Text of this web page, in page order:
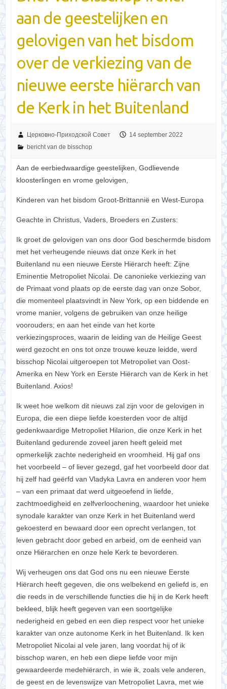
aan de geestelijken en
gelovigen van het bisdom
over de verkiezing van de
nieuwe eerste hiërarch van
de Kerk in het Buitenland
Церковно-Приходской Совет
14 september 2022
bericht van de bisschop
Aan de eerbiedwaardige geestelijken, Godlievende
kloosterlingen en vrome gelovigen,
Kinderen van het bisdom Groot-Brittannië en West-Europa
Geachte in Christus, Vaders, Broeders en Zusters:
Ik groet de gelovigen van ons door God beschermde bisdom
met het verheugende nieuws dat onze Kerk in het
Buitenland nu een nieuwe Eerste Hiërarch heeft: Zijne
Eminentie Metropoliet Nicolai. De canonieke verkiezing van
de Primaat vond plaats op de eerste dag van onze Sobor,
die momenteel plaatsvindt in New York, op een biddende en
vrome manier, volgens de gebruiken van onze heilige
voorouders; en aan het einde van het korte
verkiezingsproces, waarin de leiding van de Heilige Geest
werd gezocht en ons tot onze trouwe keuze leidde, werd
bisschop Nicolai uitgeroepen tot Metropoliet van Oost-
Amerika en New York en Eerste Hiërarch van de Kerk in het
Buitenland. Axios!
Ik weet hoe welkom dit nieuws zal zijn voor de gelovigen in
Europa, die een diepe liefde koesterden voor de altijd
gedenkwaardige Metropoliet Hilarion, die onze Kerk in het
Buitenland gedurende zoveel jaren heeft geleid met
opmerkelijk zachte nederigheid en vroomheid. Hij gaf ons
het voorbeeld – of liever gezegd, gaf het voorbeeld door dat
hij zelf had geërfd van Vladyka Lavra en anderen voor hem
– van een primaat dat werd uitgeoefend in liefde,
zachtmoedigheid en zelfverloochening, waardoor het unieke
synodale karakter van onze Kerk in het Buitenland werd
gekoesterd en bewaard door een oprecht verlangen, tot
leven gebracht door gebed en arbeid, om de eenheid van
onze Hiërarchen en onze hele Kerk te bevorderen.
Wij verheugen ons dat God ons nu een nieuwe Eerste
Hiërarch heeft gegeven, die ons welbekend en geliefd is, en
die reeds in de verschillende functies die hij in de Kerk heeft
bekleed, blijk heeft gegeven van een soortgelijke
nederigheid en gebed en een diep respect voor het unieke
karakter van onze autonome Kerk in het Buitenland. Ik ken
Metropoliet Nicolai al vele jaren, lang voordat hij of ik
bisschop waren, en heb een diepe liefde voor mijn
gewaardeerde medehiërarch, in wie ik, zoals vele anderen,
de geest en de levenswijze van Metropoliet Lavra, met wie